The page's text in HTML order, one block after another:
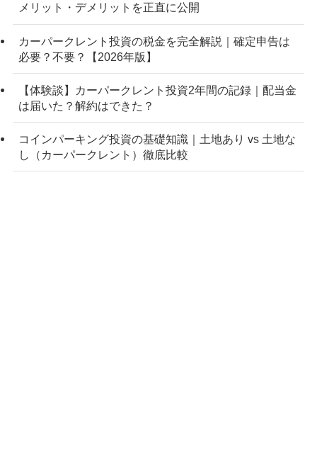
メリット・デメリットを正直に公開
カーパークレント投資の税金を完全解説｜確定申告は
必要？不要？【2026年版】
【体験談】カーパークレント投資2年間の記録｜配当金
は届いた？解約はできた？
コインパーキング投資の基礎知識｜土地あり vs 土地な
し（カーパークレント）徹底比較